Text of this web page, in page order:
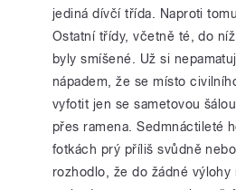
jediná dívčí třída. Naproti
Ostatní třídy, včetně té, do
byly smíšené. Už si
nápadem, že se místo
vyfotit jen se sametovou
přes ramena. Sedmnáctileté
fotkách prý příliš svůdně
rozhodlo, že do žádné